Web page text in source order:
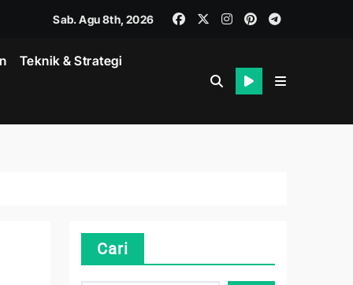
Sab. Agu 8th, 2026
Teknik & Strategi
Cari